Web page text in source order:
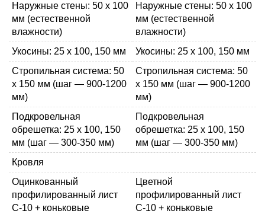
Наружные стены: 50 х 100
мм (естественной
влажности)
Наружные стены: 50 х 100
мм (естественной
влажности)
Укосины: 25 х 100, 150 мм
Укосины: 25 х 100, 150 мм
Стропильная система: 50
х 150 мм (шаг — 900-1200
мм)
Стропильная система: 50
х 150 мм (шаг — 900-1200
мм)
Подкровельная
обрешетка: 25 х 100, 150
мм (шаг — 300-350 мм)
Подкровельная
обрешетка: 25 х 100, 150
мм (шаг — 300-350 мм)
Кровля
Оцинкованный
профилированный лист
С-10 + коньковые
Цветной
профилированный лист
С-10 + коньковые